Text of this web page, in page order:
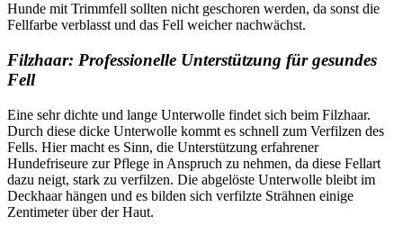
Hunde mit Trimmfell sollten nicht geschoren werden, da sonst die
Fellfarbe verblasst und das Fell weicher nachwächst.
Filzhaar: Professionelle Unterstützung für gesundes
Fell
Eine sehr dichte und lange Unterwolle findet sich beim Filzhaar.
Durch diese dicke Unterwolle kommt es schnell zum Verfilzen des
Fells. Hier macht es Sinn, die Unterstützung erfahrener
Hundefriseure zur Pflege in Anspruch zu nehmen, da diese Fellart
dazu neigt, stark zu verfilzen. Die abgelöste Unterwolle bleibt im
Deckhaar hängen und es bilden sich verfilzte Strähnen einige
Zentimeter über der Haut.